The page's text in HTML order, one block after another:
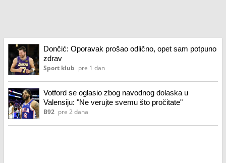
Dončić: Oporavak prošao odlično, opet sam potpuno
zdrav
Sport klub pre 1 dan
Votford se oglasio zbog navodnog dolaska u
Valensiju: "Ne verujte svemu što pročitate"
B92 pre 2 dana